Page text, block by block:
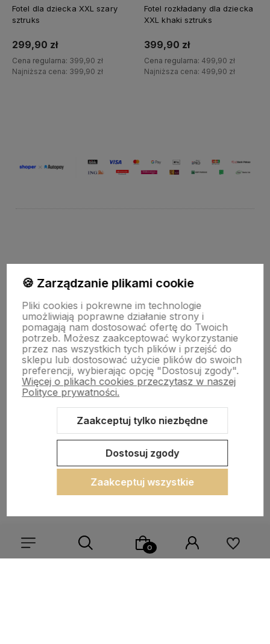
Fotel dla dziecka XXL szary
sztruks
299,90 zł
Cena regularna: 399,90 zł
Najniższa cena: 399,90 zł
Fotel rozkładany dla dziecka
XXL khaki sztruks
399,90 zł
Cena regularna: 499,90 zł
Najniższa cena: 499,90 zł
polityce prywatności
Obserwuj nas na
🍪 Zarządzanie plikami cookie
Pliki cookies i pokrewne im technologie
umożliwiają poprawne działanie strony i
pomagają nam dostosować ofertę do Twoich
potrzeb. Możesz zaakceptować wykorzystanie
przez nas wszystkich tych plików i przejść do
sklepu lub dostosować użycie plików do swoich
preferencji, wybierając opcję "Dostosuj zgody".
Więcej o plikach cookies przeczytasz w naszej
Polityce prywatności.
Zaakceptuj tylko niezbędne
Dostosuj zgody
Zaakceptuj wszystkie